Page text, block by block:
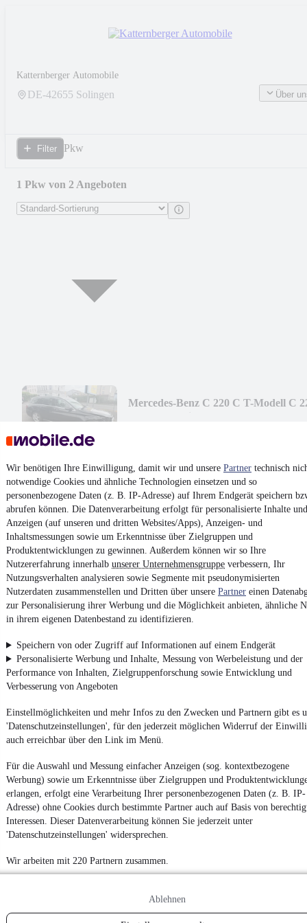
Wir benötigen Ihre Einwilligung, damit wir und unsere Partner technisch
notwendige Cookies und ähnliche Technologien einsetzen und so
personenbezogene Daten (z. B. IP-Adresse) auf Ihrem Endgerät speichern
abrufen können. Die Datenverarbeitung erfolgt für personalisierte Inhalte und
Anzeigen (auf unseren und dritten Websites/Apps), Anzeigen- und
Inhaltsmessungen sowie um Erkenntnisse über Zielgruppen und
Produktentwicklungen zu gewinnen. Außerdem können wir so Ihre
Nutzererfahrung innerhalb unserer Unternehmensgruppe verbessern, Ihr
Nutzungsverhalten analysieren sowie Segmente mit pseudonymisierten
Nutzerdaten zusammenstellen und Dritten über unsere Partner einen
zur Personalisierung ihrer Werbung und die Möglichkeit anbieten, ähnliche
in ihrem eigenen Datenbestand zu identifizieren.
Speichern von oder Zugriff auf Informationen auf einem Endgerät
Personalisierte Werbung und Inhalte, Messung von Werbeleistung und der
Performance von Inhalten, Zielgruppenforschung sowie Entwicklung und
Verbesserung von Angeboten
Einstellmöglichkeiten und mehr Infos zu den Zwecken und Partnern gibt es
'Datenschutzeinstellungen', für den jederzeit möglichen Widerruf der
auch erreichbar über den Link im Menü.
Für die Auswahl und Messung einfacher Anzeigen (sog. kontextbezogene
Werbung) sowie um Erkenntnisse über Zielgruppen und
erlangen, erfolgt eine Verarbeitung Ihrer personenbezogenen Daten (z. B. IP-
Adresse) ohne Cookies durch bestimmte Partner auch auf Basis von
Interessen. Dieser Datenverarbeitung können Sie jederzeit unter
'Datenschutzeinstellungen' widersprechen.
Wir arbeiten mit 220 Partnern zusammen.
Ablehnen
Katternberger Automobile
DE-42655 Solingen Über
Filter Pkw
1 Pkw von 2 Angeboten
Mercedes-Benz C 220 C T-Modell C
Beschädigt• Unfallfahrzeug• EZ 11/2018• 234.000 km•
143 kW (194 PS)•Diesel
Kontakt
¹MwSt. ausweisbar
4.6 Sterne
Impressum
AGB
Vertrag widerrufen
Datenschutzeinstellungen
Erklärung zur Barrierefreiheit
Report Security Vulnerability (English)
mobile.de